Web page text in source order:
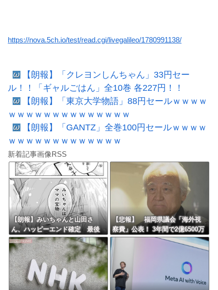
https://nova.5ch.io/test/read.cgi/livegalileo/1780991138/
【朗報】「クレヨンしんちゃん」33円セー
ル！！「ギャルごはん」全10巻 各227円！！
【朗報】「東京大学物語」88円セールｗｗｗｗ
ｗｗｗｗｗｗｗｗｗｗｗｗｗｗ
【朗報】「GANTZ」全巻100円セールｗｗｗｗ
ｗｗｗｗｗｗｗｗｗｗｗｗｗ
新着記事画像RSS
【朗報】みいちゃんと山田さ
ん、ハッピーエンド確定 最後
はママに埋葬される
【悲報】 福岡県議会「海外視
察費」公表！ 3年間で2億6500万
円ｗｗｗｗｗｗｗｗｗ